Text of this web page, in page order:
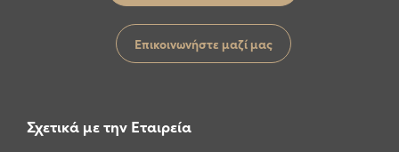
Επικοινωνήστε μαζί μας
Σχετικά με την Εταιρεία